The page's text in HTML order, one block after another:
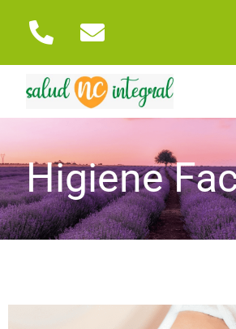
Higiene